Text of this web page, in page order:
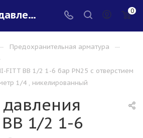
Редуктор давления UNI-FITT ВВ 1/2 1-6 бар PN25 с отверстием под аксиальный манометр 1/4 , никелированный - купить в интернет-магазине Santeh-svar 0
Предохранительная арматура —
FITT ВВ 1/2 1-6 бар PN25 с отверстием
1/4 , никелированный
давления
1/2 1-6